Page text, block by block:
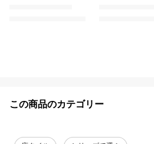
この商品のカテゴリー